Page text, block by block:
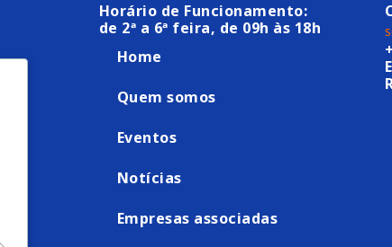
Horário de Funcionamento:
de 2ª a 6ª feira, de 09h às 18h
Home
Quem somos
Eventos
Notícias
Empresas associadas